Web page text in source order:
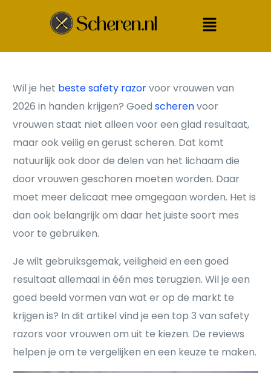
Wil je het beste safety razorvoor vrouwen van
2026 in handen krijgen? Goedscherenvoor
vrouwen staat niet alleen voor een glad resultaat,
maar ook veilig en gerust scheren. Dat komt
natuurlijk ook door de delen van het lichaam die
door vrouwen geschoren moeten worden. Daar
moet meer delicaat mee omgegaan worden. Het is
dan ook belangrijk om daar het juiste soort mes
voor te gebruiken.
Je wilt gebruiksgemak, veiligheid en een goed
resultaat allemaal in één mes terugzien. Wil je een
goed beeld vormen van wat er op de markt te
krijgen is? In dit artikel vind je een top 3 van safety
razors voor vrouwen om uit te kiezen. De reviews
helpen je om te vergelijken en een keuze te maken.